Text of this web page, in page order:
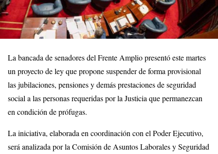
La bancada de senadores del Frente Amplio presentó este martes
un proyecto de ley que propone suspender de forma provisional
las jubilaciones, pensiones y demás prestaciones de seguridad
social a las personas requeridas por la Justicia que permanezcan
en condición de prófugas.
La iniciativa, elaborada en coordinación con el Poder Ejecutivo,
será analizada por la Comisión de Asuntos Laborales y Seguridad